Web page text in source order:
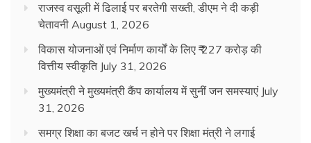
राजस्व वसूली में ढिलाई पर बरतेगी सख्ती, डीएम ने दी कड़ी
चेतावनी August 1, 2026
विकास योजनाओं एवं निर्माण कार्यों के लिए ₹ 227 करोड़ की
वित्तीय स्वीकृति July 31, 2026
मुख्यमंत्री ने मुख्यमंत्री कैंप कार्यालय में सुनीं जन समस्याएं July
31, 2026
समग्र शिक्षा का बजट खर्च न होने पर शिक्षा मंत्री ने लगाई